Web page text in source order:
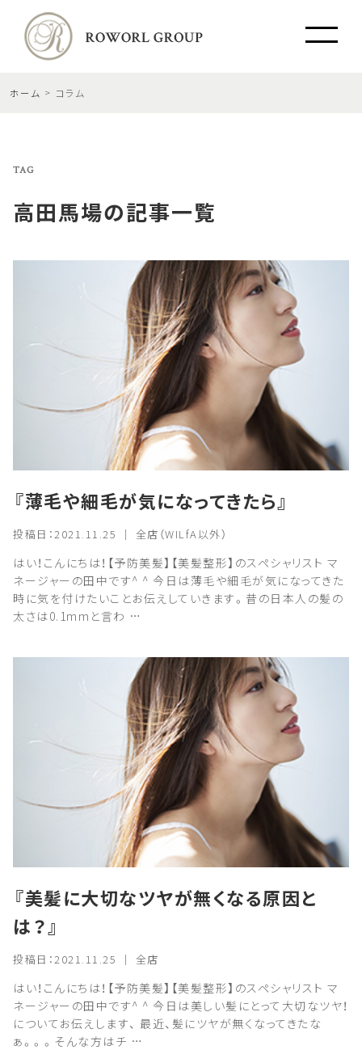
ホーム コラム
TAG
高田馬場の記事一覧
『薄毛や細毛が気になってきたら』
投稿日：2021.11.25 ｜ 全店（WILfA以外）
はい！こんにちは！【予防美髪】【美髪整形】のスペシャリスト マ
ネージャーの田中です^ ^ 今日は薄毛や細毛が気になってきた
時に気を付けたいことお伝えしていきます。昔の日本人の髪の
太さは0.1mmと言わ …
『美髪に大切なツヤが無くなる原因と
は？』
投稿日：2021.11.25 ｜ 全店
はい！こんにちは！【予防美髪】【美髪整形】のスペシャリスト マ
ネージャーの田中です^ ^ 今日は美しい髪にとって大切なツヤ！
についてお伝えします、 最近、髪にツヤが無くなってきたな
ぁ。。。そんな方はチ …